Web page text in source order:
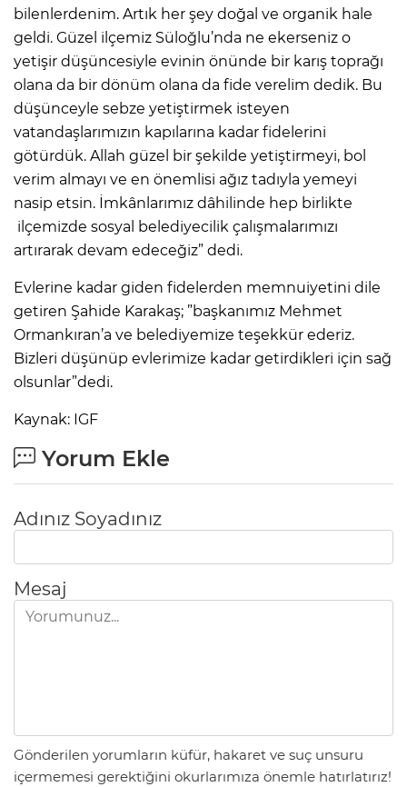
bilenlerdenim. Artık her şey doğal ve organik hale
geldi. Güzel ilçemiz Süloğlu’nda ne ekerseniz o
yetişir düşüncesiyle evinin önünde bir karış toprağı
olana da bir dönüm olana da fide verelim dedik. Bu
düşünceyle sebze yetiştirmek isteyen
vatandaşlarımızın kapılarına kadar fidelerini
götürdük. Allah güzel bir şekilde yetiştirmeyi, bol
verim almayı ve en önemlisi ağız tadıyla yemeyi
nasip etsin. İmkânlarımız dâhilinde hep birlikte
ilçemizde sosyal belediyecilik çalışmalarımızı
artırarak devam edeceğiz” dedi.
Evlerine kadar giden fidelerden memnuiyetini dile
getiren Şahide Karakaş; ”başkanımız Mehmet
Ormankıran’a ve belediyemize teşekkür ederiz.
Bizleri düşünüp evlerimize kadar getirdikleri için sağ
olsunlar”dedi.
Kaynak: IGF
Yorum Ekle
Adınız Soyadınız
Mesaj
Gönderilen yorumların küfür, hakaret ve suç unsuru
içermemesi gerektiğini okurlarımıza önemle hatırlatırız!